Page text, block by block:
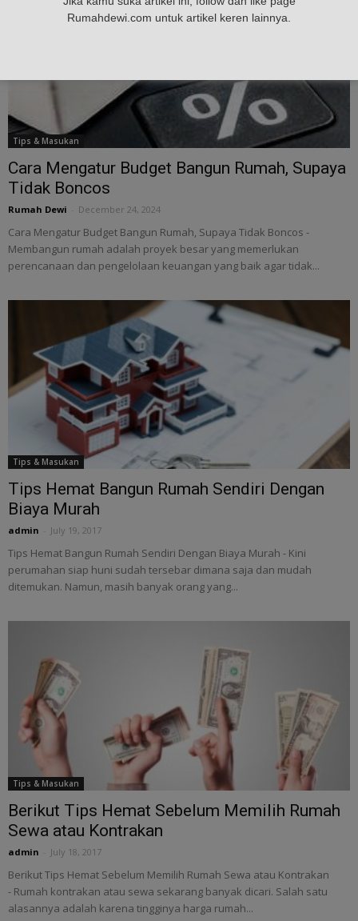
Tips & Masukan
Cara Mengatur Budget Bangun Rumah, Supaya
Tidak Boncos
Rumah Dewi December 24, 2024
Cara Mengatur Budget Bangun Rumah, Supaya Tidak Boncos -
Membangun rumah adalah proyek besar yang memerlukan
perencanaan dan pengelolaan keuangan yang baik agar tidak...
Tips & Masukan
Tips Hemat Bangun Rumah Sendiri Dengan
Biaya Murah
admin July 19, 2017
Tips Hemat Bangun Rumah Sendiri Dengan Biaya Murah - Kini
perumahan siap huni sudah tersebar dimana saja dan mudah
ditemukan. Namun, masih banyak orang yang...
Tips & Masukan
Berikut Tips Hemat Sebelum Memilih Rumah
Sewa atau Kontrakan
admin July 18, 2017
Berikut Tips Hemat Sebelum Memilih Rumah Sewa atau Kontrakan
- Rumah kontrakan atau sewa sekarang banyak dicari. Salah satu
alasannya adalah karena tingginya harga rumah...
Rumahdewi.com untuk artikel keren lainnya.